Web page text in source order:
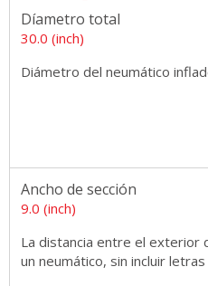
Díametro total
30.0 (inch)
Diámetro del neumático
Ancho de sección
9.0 (inch)
La distancia entre el exterior
un neumático, sin incluir